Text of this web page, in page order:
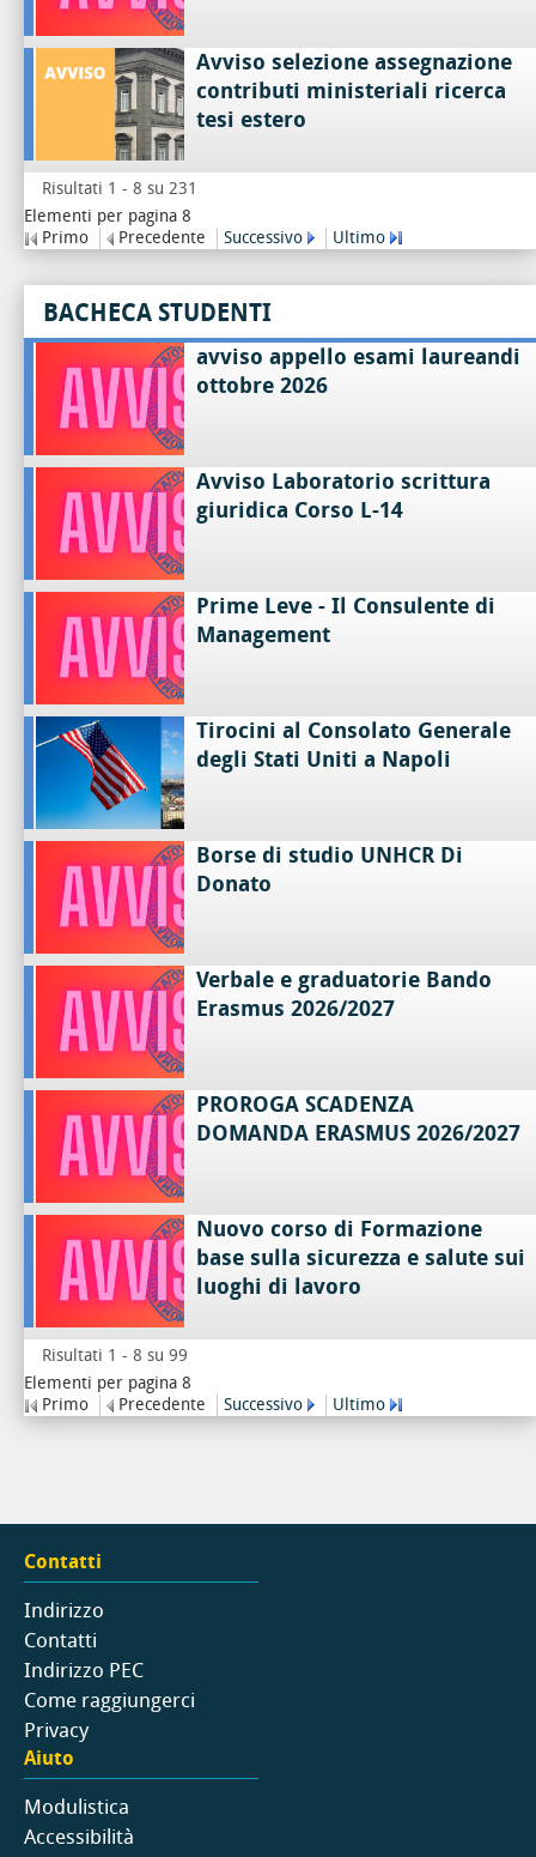
Avviso selezione assegnazione
contributi ministeriali ricerca
tesi estero
Risultati 1 - 8 su 231
Elementi per pagina 8
Primo
Precedente Successivo Ultimo
BACHECA STUDENTI
avviso appello esami laureandi
ottobre 2026
Avviso Laboratorio scrittura
giuridica Corso L-14
Prime Leve - Il Consulente di
Management
Tirocini al Consolato Generale
degli Stati Uniti a Napoli
Borse di studio UNHCR Di
Donato
Verbale e graduatorie Bando
Erasmus 2026/2027
PROROGA SCADENZA
DOMANDA ERASMUS 2026/2027
Nuovo corso di Formazione
base sulla sicurezza e salute sui
luoghi di lavoro
Risultati 1 - 8 su 99
Elementi per pagina 8
Primo
Precedente Successivo Ultimo
Contatti
Indirizzo
Contatti
Indirizzo PEC
Come raggiungerci
Privacy
Aiuto
Modulistica
Accessibilità